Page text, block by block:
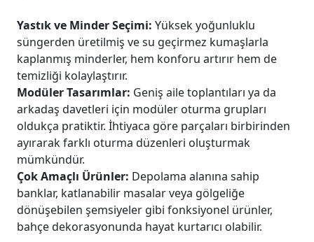
Yastık ve Minder Seçimi: Yüksek yoğunluklu
süngerden üretilmiş ve su geçirmez kumaşlarla
kaplanmış minderler, hem konforu artırır hem de
temizliği kolaylaştırır.
Modüler Tasarımlar: Geniş aile toplantıları ya da
arkadaş davetleri için modüler oturma grupları
oldukça pratiktir. İhtiyaca göre parçaları birbirinden
ayırarak farklı oturma düzenleri oluşturmak
mümkündür.
Çok Amaçlı Ürünler: Depolama alanına sahip
banklar, katlanabilir masalar veya gölgeliğe
dönüşebilen şemsiyeler gibi fonksiyonel ürünler,
bahçe dekorasyonunda hayat kurtarıcı olabilir.